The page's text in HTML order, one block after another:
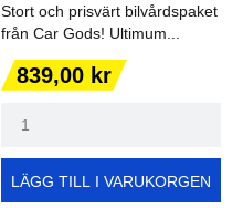
Stort och prisvärt bilvårdspaket
från Car Gods! Ultimum...
Pris
839,00 kr
LÄGG TILL I VARUKORGEN